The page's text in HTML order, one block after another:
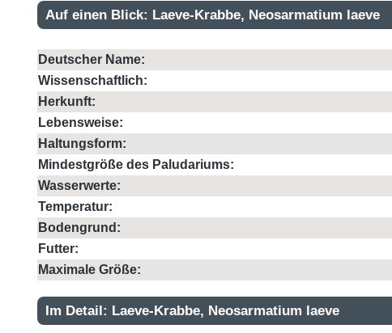
Auf einen Blick: Laeve-Krabbe, Neosarmatium laeve
Deutscher Name:
Wissenschaftlich:
Herkunft:
Lebensweise:
Haltungsform:
Mindestgröße des Paludariums:
Wasserwerte:
Temperatur:
Bodengrund:
Futter:
Maximale Größe:
Im Detail: Laeve-Krabbe, Neosarmatium laeve